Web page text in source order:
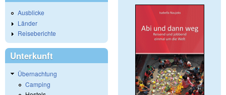
Ausblicke
Länder
Reiseberichte
Unterkunft
Übernachtung
Camping